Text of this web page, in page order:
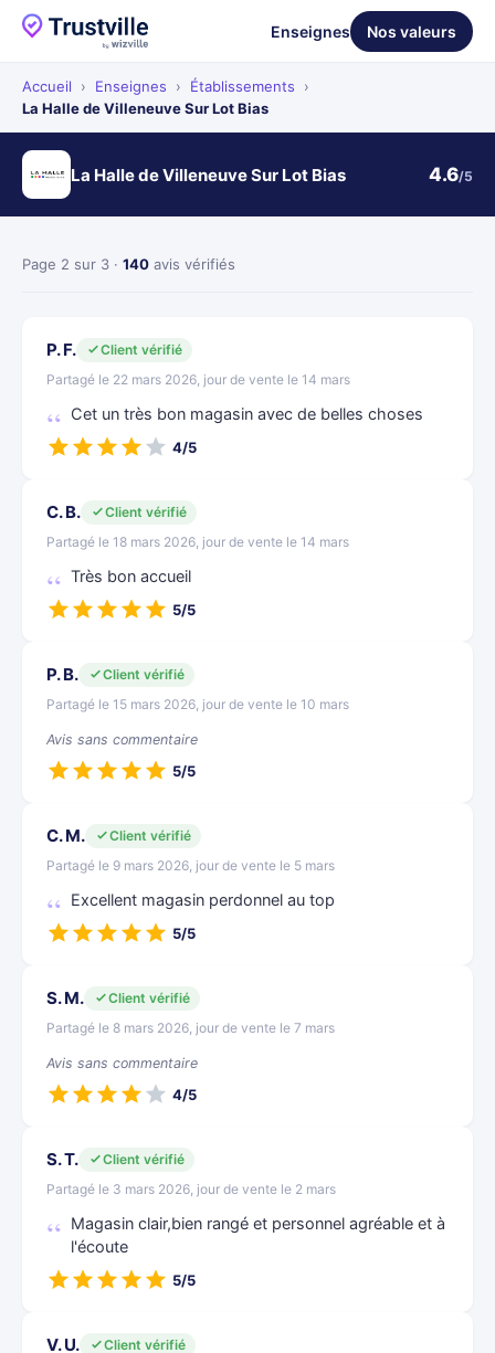
Enseignes Nos valeurs
Accueil › Enseignes › Établissements
›
La Halle de Villeneuve Sur Lot Bias
La Halle de Villeneuve Sur Lot Bias 4.6/5
Page 2 sur 3 · 140 avis vérifiés
P. F.
Client vérifié
Partagé le 22 mars 2026, jour de vente le 14 mars
Cet un très bon magasin avec de belles choses
4/5
C. B.
Client vérifié
Partagé le 18 mars 2026, jour de vente le 14 mars
Très bon accueil
5/5
P. B.
Client vérifié
Partagé le 15 mars 2026, jour de vente le 10 mars
Avis sans commentaire
5/5
C. M.
Client vérifié
Partagé le 9 mars 2026, jour de vente le 5 mars
Excellent magasin perdonnel au top
5/5
S. M.
Client vérifié
Partagé le 8 mars 2026, jour de vente le 7 mars
Avis sans commentaire
4/5
S. T.
Client vérifié
Partagé le 3 mars 2026, jour de vente le 2 mars
Magasin clair,bien rangé et personnel agréable et à
l'écoute
5/5
V. U.
Client vérifié